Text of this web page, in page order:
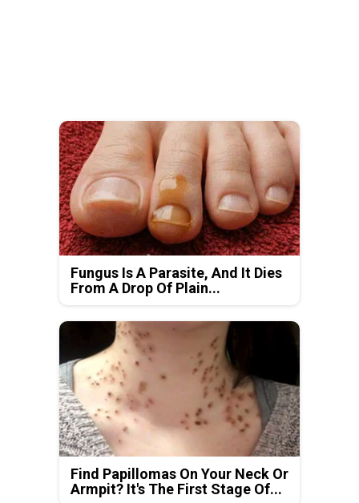
Fungus Is A Parasite, And It Dies
From A Drop Of Plain...
Find Papillomas On Your Neck Or
Armpit? It's The First Stage Of...